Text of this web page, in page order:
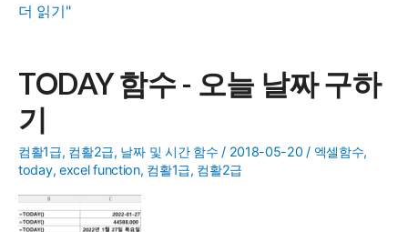
NOW
현
재
날
짜
와
더 읽기"
TODAY 함수 - 오늘 날짜 구하
기
컴활1급, 컴활2급, 날짜 및 시간 함수 / 2018-05-20 / 엑셀함수,
today, excel function, 컴활1급, 컴활2급